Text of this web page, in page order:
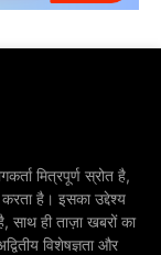
मित्रपूर्ण स्रोत है,
है। इसका उद्देश्य
साथ ही ताज़ा खबरों का
विशेषज्ञता और